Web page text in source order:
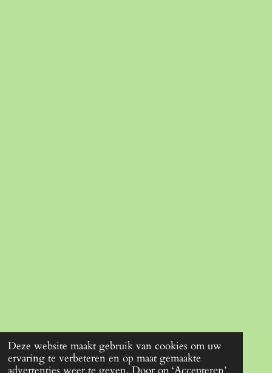
Deze website maakt gebruik van cookies om uw
ervaring te verbeteren en op maat gemaakte